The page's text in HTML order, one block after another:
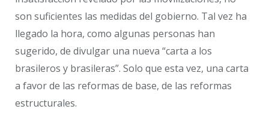
son suficientes las medidas del gobierno. Tal vez ha
llegado la hora, como algunas personas han
sugerido, de divulgar una nueva “carta a los
brasileros y brasileras”. Solo que esta vez, una carta
a favor de las reformas de base, de las reformas
estructurales.